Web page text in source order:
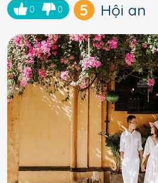
0 0 5 Hội an